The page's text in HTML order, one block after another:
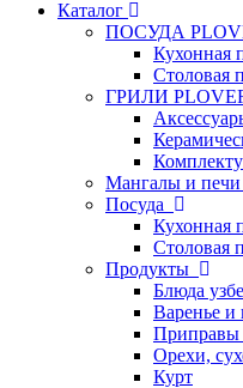
Каталог
ПОСУДА
Кухонная
Столовая
ГРИЛИ
Мангалы и
Посуда
Кухонная
Столовая
Продукты
Блюда
Варенье и
Приправы
Орехи,
Курт